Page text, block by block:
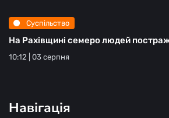
Суспільство
На Рахівщині семеро людей
10:12 | 03 серпня
Навігація